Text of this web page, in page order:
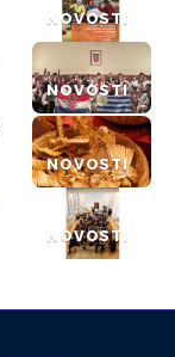
NOVOSTI
NOVOSTI
NOVOSTI
NOVOSTI